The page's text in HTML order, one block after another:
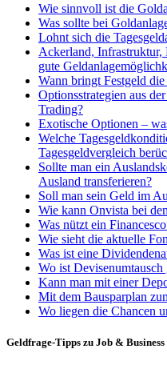
Wie sinnvoll ist die
Was sollte bei
Lohnt sich die
Ackerland, Infrastruktur,
gute
Wann bringt Festgeld
Optionsstrategien aus
Trading?
Exotische Optionen –
Welche
Tagesgeldvergleich
Sollte man ein
Ausland transferieren?
Soll man sein Geld im
Wie kann Onvista bei
Was nützt ein
Wie sieht die aktuelle
Was ist eine
Wo ist
Kann man mit einer
Mit dem Bausparplan
Wo liegen die Chancen
Geldfrage-Tipps zu Job & Business